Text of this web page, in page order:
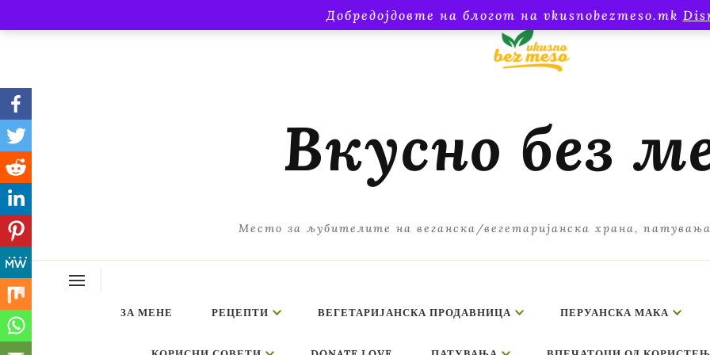
Добредојдовте на блогот на vkusnobezmeso.mk
Вкусно без
Место за љубителите на веганска/вегетаријанска храна,
ЗА МЕНЕ РЕЦЕПТИ ВЕГЕТАРИЈАНСКА ПРОДАВНИЦА ПЕРУАНСКА МАКА